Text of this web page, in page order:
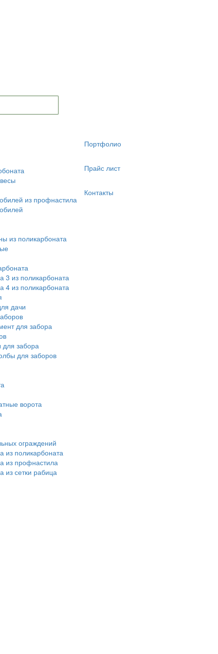
из профнастила
из поликарбоната
3 из поликарбоната
4 из поликарбоната
дачи
для забора
для забора
для заборов
ворота
ограждений
из поликарбоната
из профнастила
из сетки рабица
Портфолио
Прайс лист
Контакты